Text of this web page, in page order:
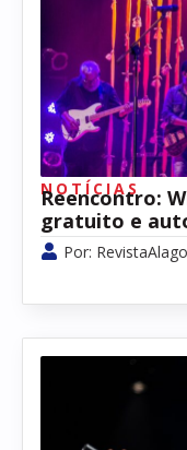
NOTÍCIAS
Reencontro:
gratuito e
Por: